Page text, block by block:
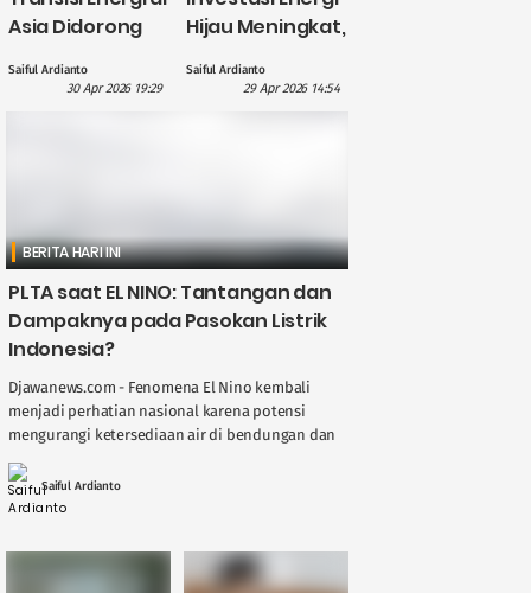
Asia Didorong
International
Saiful Ardianto
30 Apr 2026 19:29
Hijau Meningkat,
Dana US$5
Saiful Ardianto
29 Apr 2026 14:54
BERITA HARI INI
PLTA saat EL NINO: Tantangan dan
Dampaknya pada Pasokan Listrik
Indonesia?
Djawanews.com - Fenomena El Nino kembali
menjadi perhatian nasional karena potensi
mengurangi ketersediaan air di bendungan dan
Pembangkit Listrik Tenaga Air ( ....
Saiful Ardianto